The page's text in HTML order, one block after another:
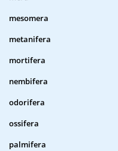
mesomera
metanifera
mortifera
nembifera
odorifera
ossifera
palmifera